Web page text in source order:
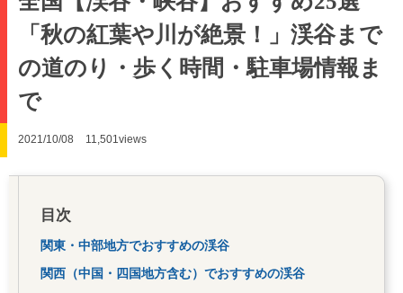
「秋の紅葉や川が絶景！」渓谷まで
の道のり・歩く時間・駐車場情報ま
で
2021/10/08 11,501views
目次
関東・中部地方でおすすめの渓谷
関西（中国・四国地方含む）でおすすめの渓谷